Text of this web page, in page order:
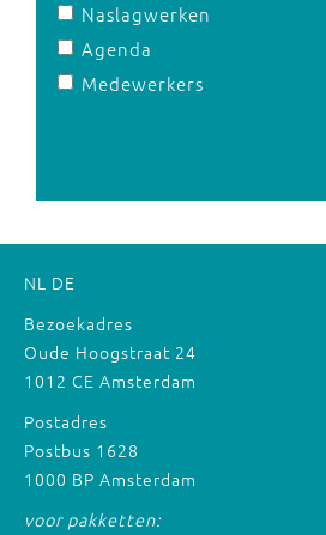
Naslagwerken
Agenda
Medewerkers
NL DE
Bezoekadres
Oude Hoogstraat 24
1012 CE Amsterdam
Postadres
Postbus 1628
1000 BP Amsterdam
voor pakketten: